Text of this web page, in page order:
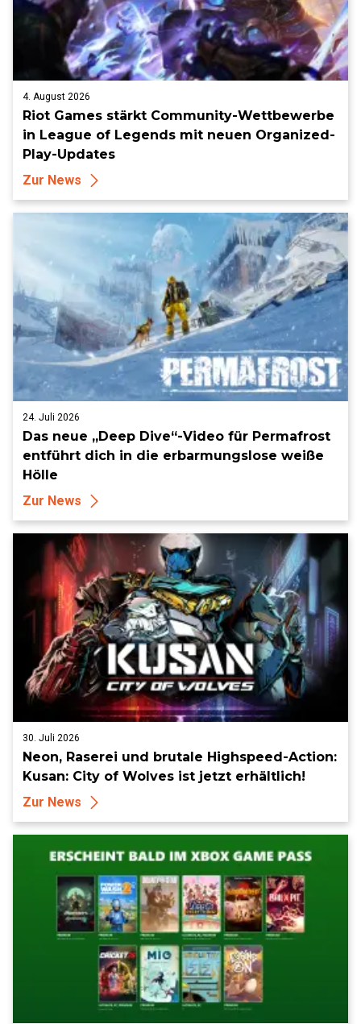
4. August 2026
Riot Games stärkt Community-Wettbewerbe
in League of Legends mit neuen Organized-
Play-Updates
Zur News
24. Juli 2026
Das neue „Deep Dive“-Video für Permafrost
entführt dich in die erbarmungslose weiße
Hölle
Zur News
30. Juli 2026
Neon, Raserei und brutale Highspeed-Action:
Kusan: City of Wolves ist jetzt erhältlich!
Zur News